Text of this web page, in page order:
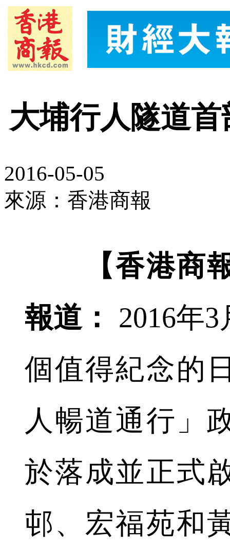
大埔行人隧道
2016-05-05
來源：香港商報
【香港商
報道：
2016年
個值得紀念的
人暢道通行」
於落成並正式
邨、宏福苑和